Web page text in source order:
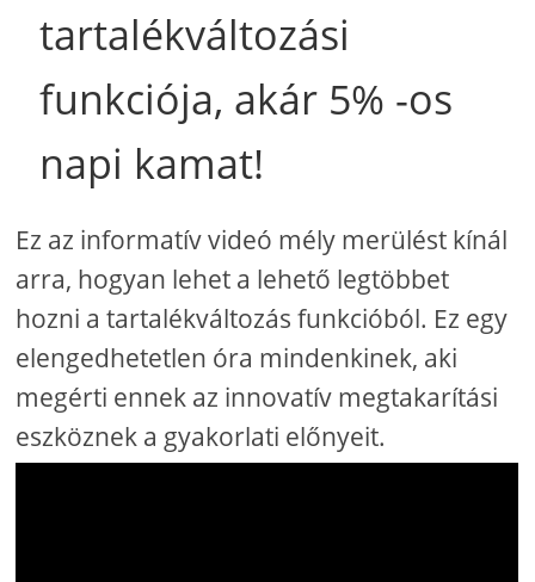
tartalékváltozási
funkciója, akár 5% -os
napi kamat!
Ez az informatív videó mély merülést kínál
arra, hogyan lehet a lehető legtöbbet
hozni a tartalékváltozás funkcióból. Ez egy
elengedhetetlen óra mindenkinek, aki
megérti ennek az innovatív megtakarítási
eszköznek a gyakorlati előnyeit.